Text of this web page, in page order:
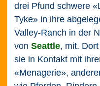
drei Pfund schwere
Tyke» in ihre
Valley-Ranch in der
von Seattle, mit.
sie in Kontakt mit
«Menagerie»,